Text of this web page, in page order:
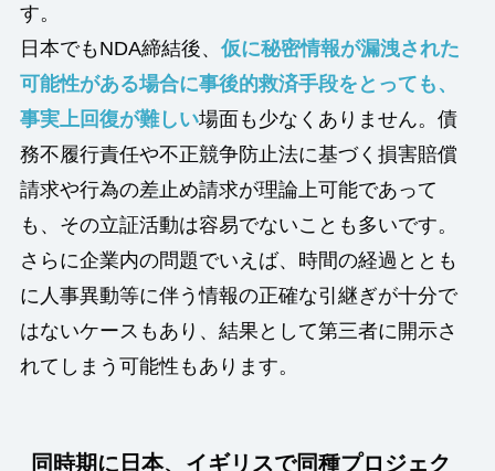
す。
日本でもNDA締結後、 仮に秘密情報が漏洩された
可能性がある場合に事後的救済手段をとっても、
事実上回復が難しい場面も少なくありません。債
務不履行責任や不正競争防止法に基づく損害賠償
請求や行為の差止め請求が理論上可能であって
も、その立証活動は容易でないことも多いです。
さらに企業内の問題でいえば、時間の経過ととも
に人事異動等に伴う情報の正確な引継ぎが十分で
はないケースもあり、結果として第三者に開示さ
れてしまう可能性もあります。
同時期に日本、イギリスで同種プロジェク